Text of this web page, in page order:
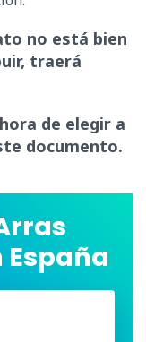
no está bien
traerá
de elegir a
documento.